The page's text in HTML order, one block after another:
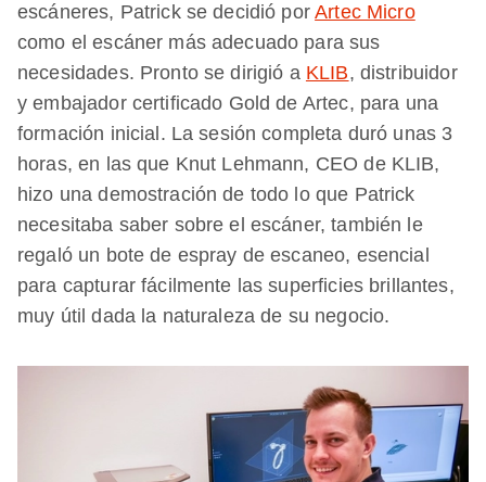
escáneres, Patrick se decidió porArtec Micro
como el escáner más adecuado para sus
necesidades. Pronto se dirigió a KLIB, distribuidor
y embajador certificado Gold de Artec, para una
formación inicial. La sesión completa duró unas 3
horas, en las que Knut Lehmann, CEO de KLIB,
hizo una demostración de todo lo que Patrick
necesitaba saber sobre el escáner, también le
regaló un bote de espray de escaneo, esencial
para capturar fácilmente las superficies brillantes,
muy útil dada la naturaleza de su negocio.